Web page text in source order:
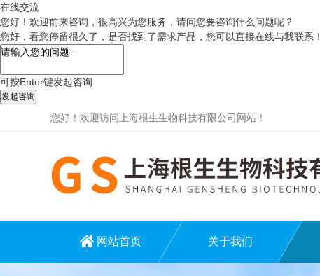
在线交流
您好！欢迎前来咨询，很高兴为您服务，请问您要咨询什么问题呢？
您好，看您停留很久了，是否找到了需求产品，您可以直接在线与我联系！
可按Enter键发起咨询
发起咨询
您好！欢迎访问上海根生生物科技有限公司网站！
网站首页 关于我们